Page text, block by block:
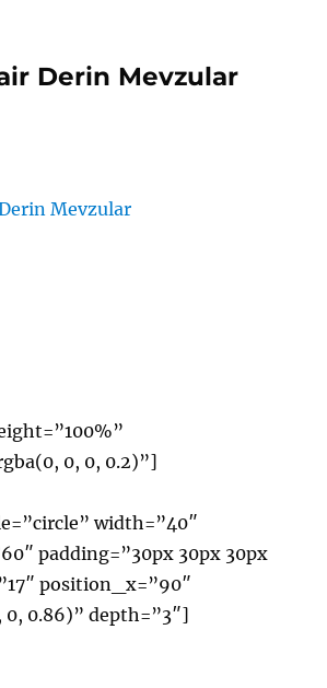
Derin Mevzular
0, 0, 0.2)”]
width=”40″
padding=”30px 30px 30px
position_x=”90″
0, 0.86)” depth=”3″]